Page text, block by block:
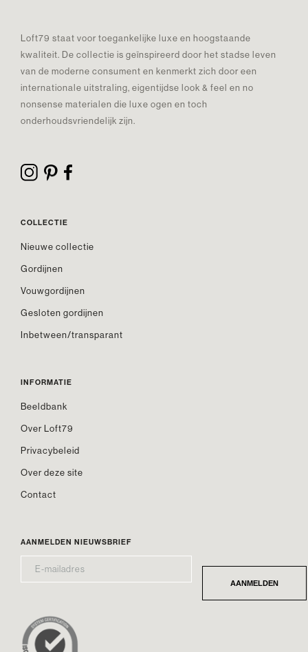
Loft79 staat voor toegankelijke luxe en hoogstaande
kwaliteit. De collectie is geïnspireerd door het stadse leven
van de moderne consument en kenmerkt zich door een
internationale uitstraling, eigentijdse look & feel en no
nonsense materialen die luxe ogen en toch
onderhoudsvriendelijk zijn.
COLLECTIE
Nieuwe collectie
Gordijnen
Vouwgordijnen
Gesloten gordijnen
Inbetween/transparant
INFORMATIE
Beeldbank
Over Loft79
Privacybeleid
Over deze site
Contact
AANMELDEN NIEUWSBRIEF
MAILADRES* AANMELDEN